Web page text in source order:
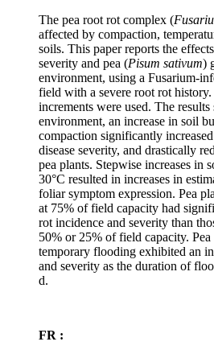
The pea root rot complex (
affected by compaction,
soils. This paper reports the
severity and pea (Pisum sativum)
environment, using a Fusarium-
field with a severe root rot history.
increments were used. The
environment, an increase in soil
compaction significantly
disease severity, and drastically
pea plants. Stepwise increases in
30°C resulted in increases in
foliar symptom expression. Pea
at 75% of field capacity had
rot incidence and severity than
50% or 25% of field capacity. Pea
temporary flooding exhibited an
and severity as the duration of
d.
FR :